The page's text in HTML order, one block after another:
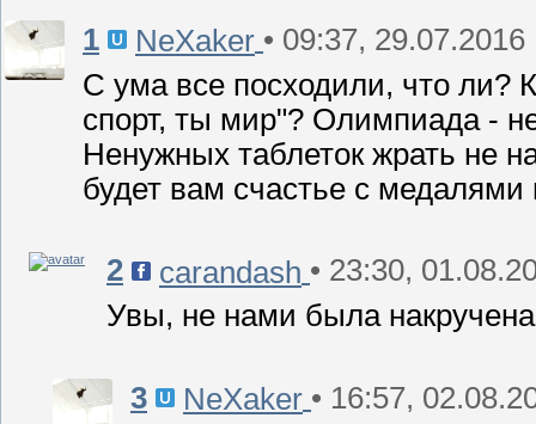
1 NeXaker • 09:37, 29.07.2016
С ума все посходили, что ли?
спорт, ты мир"? Олимпиада -
Ненужных таблеток жрать не
будет вам счастье с
2 carandash • 23:30,
Увы, не нами была
3 NeXaker • 16:57,